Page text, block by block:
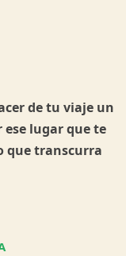
de tu viaje un
ese lugar que te
que transcurra